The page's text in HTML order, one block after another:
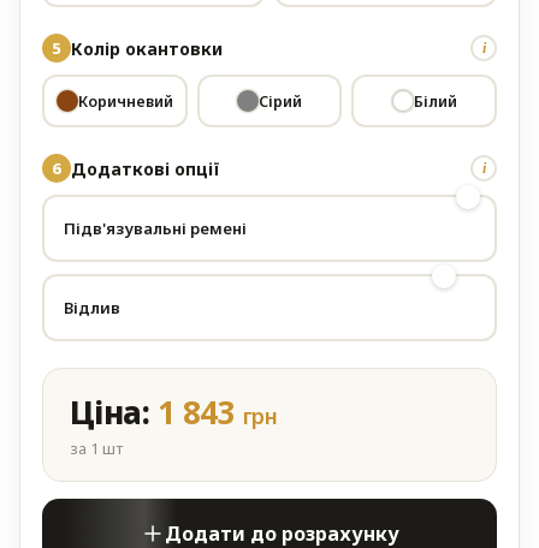
Колір окантовки i
Коричневий Сірий Білий
Додаткові опції i
Підв'язувальні ремені
Відлив
Ціна: 1 843 грн
за 1 шт
Додати до розрахунку